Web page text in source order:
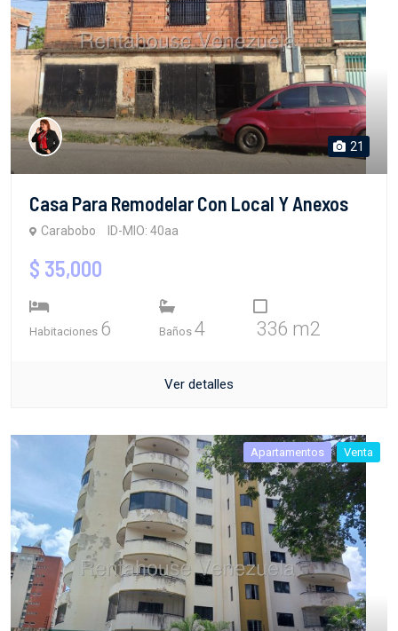
21
Casa Para Remodelar Con Local Y Anexos
Carabobo ID-MIO: 40aa
$ 35,000
Habitaciones 6 Baños 4 336 m2
Ver detalles
Apartamentos Venta